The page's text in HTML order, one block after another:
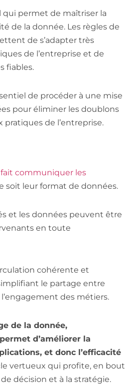
qui permet de maîtriser la
de la donnée. Les règles de
de s’adapter très
de l’entreprise et de
fiables.
de procéder à une mise
pour éliminer les doublons
pratiques de l’entreprise.
communiquer les
soit leur format de données.
et les données peuvent être
en toute
cohérente et
le partage entre
des métiers.
de la donnée,
permet d’améliorer la
et donc l’efficacité
vertueux qui profite, en bout
décision et à la stratégie.